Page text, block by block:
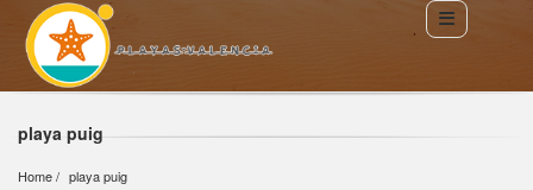
playa puig
Home playa puig